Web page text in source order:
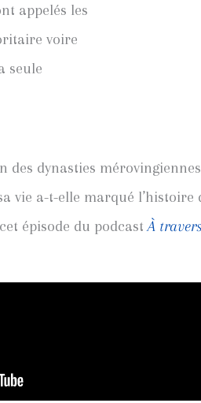
appelés les
voire
seule
dynasties
vie a-t-elle marqué
épisode du podcastÀ